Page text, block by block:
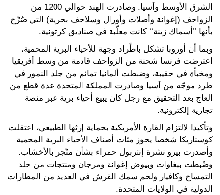
الشرق الأوسط وآسيا. وصادرت الهند حوالي 1200 من
الزواحف (إغوانة وأصلات وأورال وسلاحف بحرية) التي صُرِّح
بأنها ’’أسماك زينة‘‘ كانت معلّبة في صناديق كرتونية.
وبما أن أوروبا تشكل باطّراد وجهة للأحياء البرية المحمية،
اعترضت فرنسا شحنة من الزواحف قادمة من وسط أفريقيا
ومخبأة في حقيبة، وضبطت ألمانيا تمائم من جلد النمور في
طرد موجّه من آسيا وصادرت المملكة المتحدة عدة قطع من
العاج بعد التحقيق مع رجل كان يبيع أحياء برية عبر منصة
تجارية إلكترونية.
وتأكيدا لالتزام القارة الأمريكية بحماية إرثها الطبيعي، اعتقلت
كوستاريكا شخصا يحوز مئات أصناف الأحياء البرية المحمية
وأصدرت بيرو نشرة إنتربول حمراء بشأن متّجر بالأخشاب.
وضُبطت ببغاوات وبيوض إغوانة ومرجان ومنتجات من جلد
التمساح وكافيار ولحم سمك القرش في العديد من المطارات
الدولية في الولايات المتحدة.